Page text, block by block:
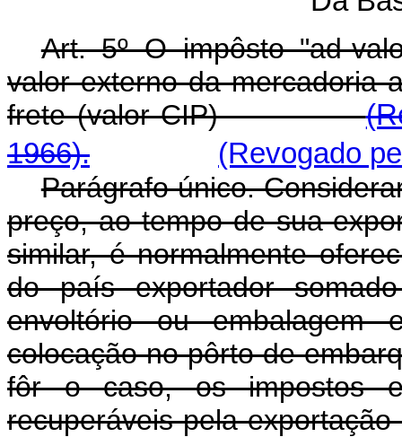
Art. 5º O impôsto "ad-
valor externo da mercadoria
frete (valor CIP)
1966).
(Revogado
Parágrafo único.
preço, ao tempo de sua
similar, é normalmente
do país exportador
envoltório ou
colocação no pôrto de
fôr o caso, os impostos
recuperáveis pela